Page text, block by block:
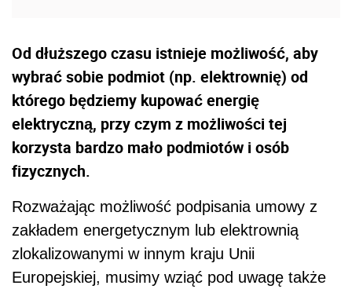
Od dłuższego czasu istnieje możliwość, aby
wybrać sobie podmiot (np. elektrownię) od
którego będziemy kupować energię
elektryczną, przy czym z możliwości tej
korzysta bardzo mało podmiotów i osób
fizycznych.
Rozważając możliwość podpisania umowy z
zakładem energetycznym lub elektrownią
zlokalizowanymi w innym kraju Unii
Europejskiej, musimy wziąć pod uwagę także